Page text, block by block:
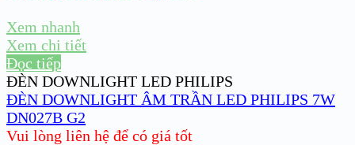
Xem nhanh
Xem chi tiết
Đọc tiếp
ĐÈN DOWNLIGHT LED PHILIPS
ĐÈN DOWNLIGHT ÂM TRẦN LED PHILIPS 7W
DN027B G2
Vui lòng liên hệ để có giá tốt